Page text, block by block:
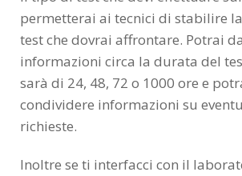
permetterai ai tecnici di stabilire
test che dovrai affrontare. Potrai
informazioni circa la durata del
sarà di 24, 48, 72 o 1000 ore e
condividere informazioni su
richieste.
Inoltre se ti interfacci con il